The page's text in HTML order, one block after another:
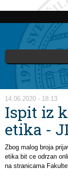
Vi ste ovdje
14.06.2020 - 18:13
Ispit iz
etika -
Zbog malog broja
etika bit ce odrzan
na stranicama